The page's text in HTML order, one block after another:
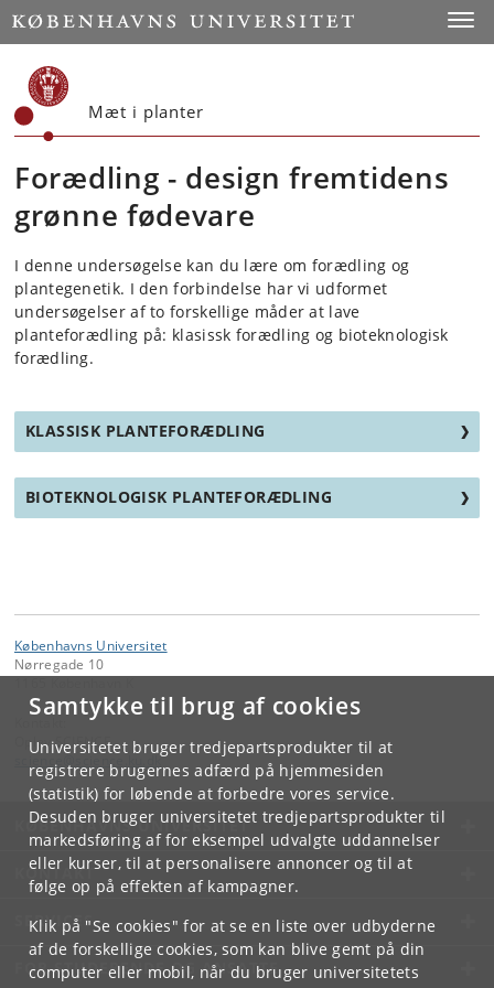
Samtykke til brug af cookies
Universitetet bruger tredjepartsprodukter til at
registrere brugernes adfærd på hjemmesiden
(statistik) for løbende at forbedre vores service.
Desuden bruger universitetet tredjepartsprodukter til
markedsføring af for eksempel udvalgte uddannelser
eller kurser, til at personalisere annoncer og til at
følge op på effekten af kampagner.
Klik på "Se cookies" for at se en liste over udbyderne
af de forskellige cookies, som kan blive gemt på din
computer eller mobil, når du bruger universitetets
Start
Mæt i planter
Forædling - design fremtidens
grønne fødevare
I denne undersøgelse kan du lære om forædling og
plantegenetik. I den forbindelse har vi udformet
undersøgelser af to forskellige måder at lave
planteforædling på: klasissk forædling og bioteknologisk
forædling.
KLASSISK PLANTEFORÆDLING
BIOTEKNOLOGISK PLANTEFORÆDLING
Københavns Universitet
Nørregade 10
Oplev SCIENCE
dk
KØBENHAVNS UNIVERSITET
KONTAKT
SERVICES
FOR STUDERENDE OG ANSATTE